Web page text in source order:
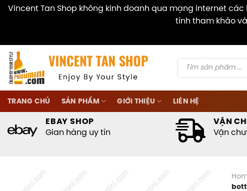
Vincent Tan Shop không kinh doanh qua mạng internet
tính tham khảo
content
Products
search
TRANG CHỦ SẢN PHẨM GIỚI THIỆU LIÊN HỆ
EBAY SHOP
Gian hàng uy tín
VẬN
Vận